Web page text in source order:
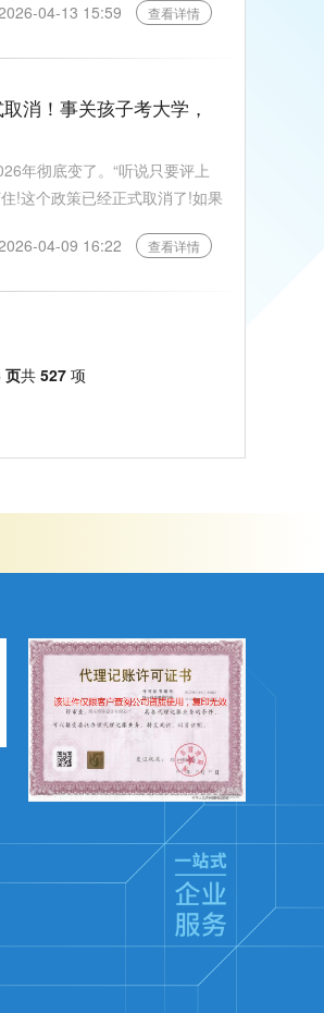
04-13 15:59 查看详情
消！事关孩子考大学，
年彻底变了。“听说只要评上
!这个政策已经正式取消了!如果
04-09 16:22 查看详情
页共 527项